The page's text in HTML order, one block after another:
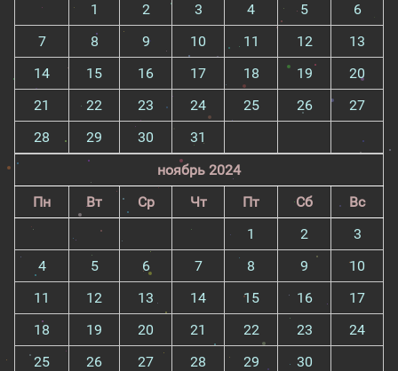
1
2 3 4 5
6
7
8 9 10 11 12
13
14
15 16 17 18 19
20
21
22 23 24 25 26
27
28
29 30
31
ноябрь 2024
Пн
Вт Ср Чт Пт Сб
Вс
1
2
3
4
5 6 7 8 9
10
11
12 13 14 15 16
17
18
19 20 21 22 23
24
25
26 27 28 29
30